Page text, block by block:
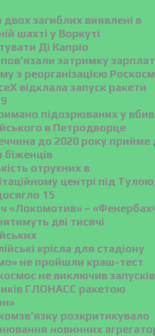
двох загиблих виявлені в
шахті у Воркуті
Ді Капріо
затримку
з реорганізацією
відклала запуск ракети
підозрюваних у
в Петродворце
до 2020 року прийме
біженців
отруєних в
центрі під Тулою
15
«Локомотив» –
дві тисячі
крісла для стадіону
не пройшли краш-тест
не виключив запусків
ГЛОНАСС ракетою
розкритикувало
новинних